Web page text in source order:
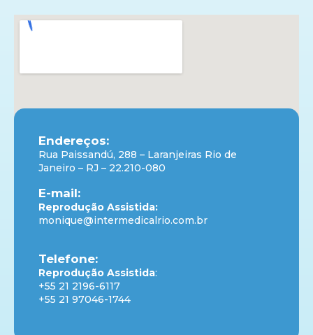
Endereços:
Rua Paissandú, 288 – Laranjeiras Rio de
Janeiro – RJ – 22.210-080
E-mail:
Reprodução Assistida:
monique@intermedicalrio.com.br
Telefone:
Reprodução Assistida:
+55 21 2196-6117
+55 21 97046-1744